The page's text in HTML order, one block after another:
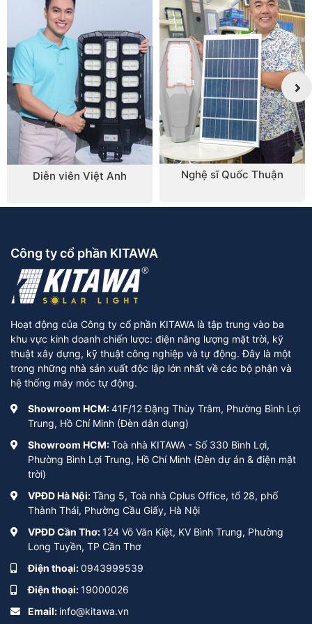
xảy ra tình trạng mất điện
Đèn năng lượng mặt trời
UFO từ 150w đến 300w
Kitawa có gì đặc biệt
Sử dụng chíp Led Epistar cao cấp, cho ánh sáng tốt hơn,
không bị ngã màu sau thời gian dài sử dụng như các mẫu
Được trang bị cảm biến ánh sáng giúp đèn UFO năng
Diễn viên Việt Anh Nghệ sĩ Quốc Thuận
Công ty cổ phần KITAWA
Hoạt động của Công ty cổ phần KITAWA là tập trung vào ba
khu vực kinh doanh chiến lược: điện năng lượng mặt trời, kỹ
thuật xây dựng, kỹ thuật công nghiệp và tự động. Đây là một
trong những nhà sản xuất độc lập lớn nhất về các bộ phận và
hệ thống máy móc tự động.
Showroom HCM:41F/12 Đặng Thùy Trâm, Phường Bình Lợi
Trung, Hồ Chí Minh (Đèn dân dụng)
Showroom HCM:Toà nhà KITAWA - Số 330 Bình Lợi,
Phường Bình Lợi Trung, Hồ Chí Minh (Đèn dự án & điện mặt
trời)
VPĐD Hà Nội:Tầng 5, Toà nhà Cplus Office, tổ 28, phố
Thành Thái, Phường Cầu Giấy, Hà Nội
VPĐD Cần Thơ:124 Võ Văn Kiệt, KV Bình Trung, Phường
Long Tuyền, TP Cần Thơ
Điện thoại:0943999539
Điện thoại:19000026
Email: info@kitawa.vn